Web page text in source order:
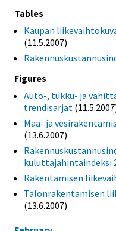
Tables
Kaupan
(11.5.2007)
Figures
Auto-, tukku- ja
trendisarjat
Maa- ja
(13.6.2007)
kuluttajahintaindeksi
Rakentamisen
Talonrakentamisen
(13.6.2007)